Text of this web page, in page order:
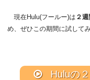
現在Hulu(フールー)は ２
め、ぜひこの期間に試して
Huluの